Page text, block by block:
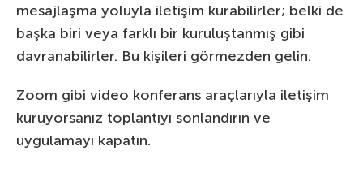
mesajlaşma yoluyla iletişim kurabilirler; belki de
başka biri veya farklı bir kuruluştanmış gibi
davranabilirler. Bu kişileri görmezden gelin.
Zoom gibi video konferans araçlarıyla iletişim
kuruyorsanız toplantıyı sonlandırın ve
uygulamayı kapatın.